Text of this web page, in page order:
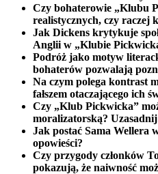
Czy bohaterowie „Klubu
realistycznych, czy raczej
Jak Dickens krytykuje
Anglii w „Klubie
Podróż jako motyw
bohaterów pozwalają
Na czym polega kontrast
fałszem otaczającego ich
Czy „Klub Pickwicka”
moralizatorską?
Jak postać Sama Wellera
opowieści?
Czy przygody członków
pokazują, że naiwność